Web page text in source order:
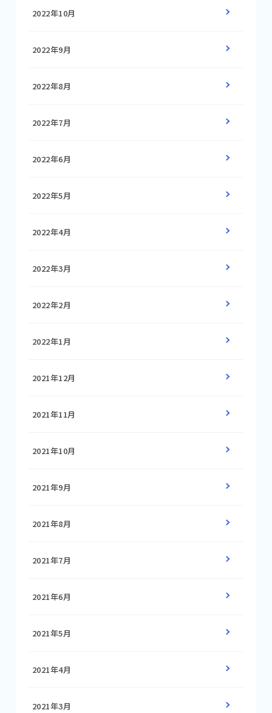
2022年10月
2022年9月
2022年8月
2022年7月
2022年6月
2022年5月
2022年4月
2022年3月
2022年2月
2022年1月
2021年12月
2021年11月
2021年10月
2021年9月
2021年8月
2021年7月
2021年6月
2021年5月
2021年4月
2021年3月